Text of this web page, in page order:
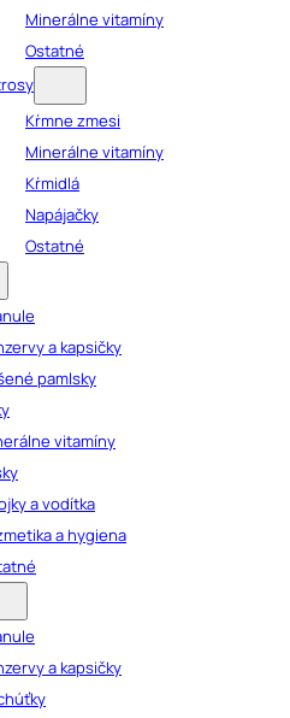
Minerálne vitamíny
Ostatné
Kŕmne zmesi
Minerálne vitamíny
Kŕmidlá
Napájačky
Ostatné
a kapsičky
pamlsky
vitamíny
a vodítka
a hygiena
a kapsičky